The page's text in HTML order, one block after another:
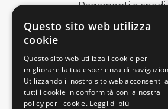
Pagamenti e
ORARI DI
Lunedì
09:00-13:00
Martedì
09:00-
Mercoledì
09:00-
Questo sito web utilizza
cookie
Questo sito web utilizza i cookie per
migliorare la tua esperienza di
Utilizzando il nostro sito web acconsenti a
tutti i cookie in conformità con la nostra
policy per i cookie. Leggi di più